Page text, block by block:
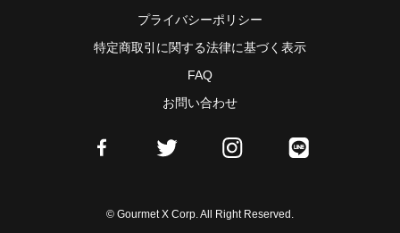
プライバシーポリシー
特定商取引に関する法律に基づく表示
FAQ
お問い合わせ
© Gourmet X Corp. All Right Reserved.